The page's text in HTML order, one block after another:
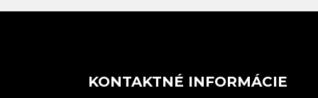
KONTAKTNÉ INFORMÁCIE